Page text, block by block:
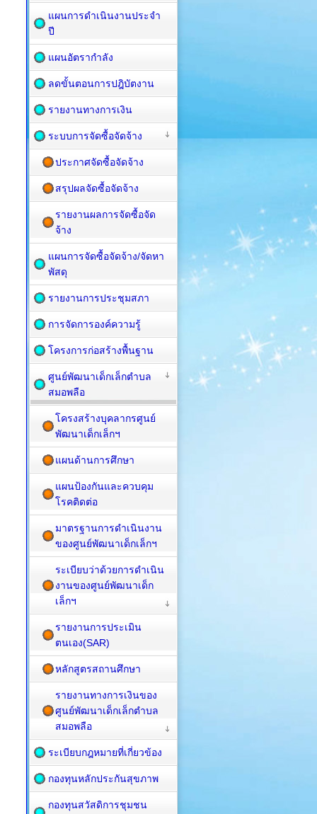
แผนการดำเนินงานประจำ
ปี
แผนอัตรากำลัง
ลดขั้นตอนการปฎิบัตงาน
รายงานทางการเงิน
ระบบการจัดซื้อจัดจ้าง
ประกาศจัดซื้อจัดจ้าง
สรุปผลจัดซื้อจัดจ้าง
รายงานผลการจัดซื้อจัด
จ้าง
แผนการจัดซื้อ​จัดจ้าง/จัดหา
พัสดุ
รายงานการประชุมสภา
การจัดการองค์ความรู้
โครงการก่อสร้างพื้นฐาน
ศูนย์พัฒนาเด็กเล็กตำบล
สมอพลือ
โครงสร้างบุคลากรศูนย์
พัฒนาเด็กเล็กฯ
แผนด้านการศึกษา
แผนป้องกันและควบคุม
โรคติดต่อ
มาตรฐานการดำเนินงาน
ของศูนย์พัฒนาเด็กเล็กฯ
ระเบียบว่าด้วยการดำเนิน
งานของศูนย์พัฒนาเด็ก
เล็กฯ
รายงานการประเมิน
ตนเอง(SAR)
หลักสูตรสถานศึกษา
รายงานทางการเงินของ
ศูนย์พัฒนาเด็กเล็กตำบล
สมอพลือ
ระเบียบกฎหมายที่เกี่ยวข้อง
กองทุนหลักประกันสุขภาพ
กองทุนสวัสดิการชุมชน